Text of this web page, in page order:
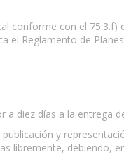
conforme con el
el Reglamento de
diez días a la entrega
y
libremente, debiendo,